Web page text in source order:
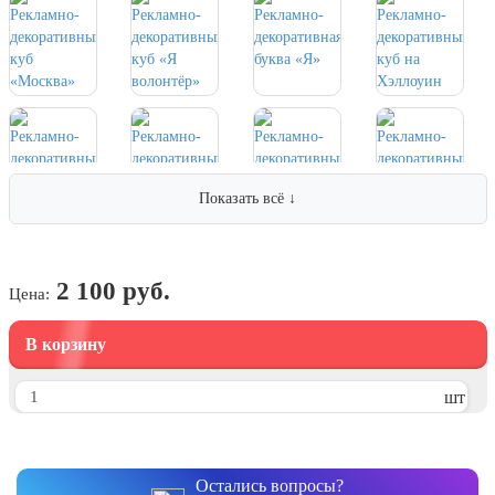
парада на Красной площади
7 ноября, День Октябрьской
революции
10 ноября, День сотрудника органов
внутренних дел РФ
19 ноября, День Ракетных Войск и
Артиллерии
ноября)
5 декабря, День начала
контрнаступления советских войск
борьбы с коррупцией
12 декабря, День конституции РФ
Показать всё ↓
Цена: 2 100 руб.
В корзину
шт
Остались вопросы?